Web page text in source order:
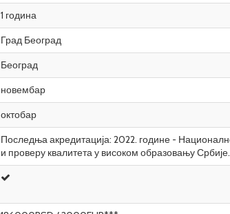
1 година
Град Београд
Београд
новембар
октобар
Последња акредитација: 2022. године -
и проверу квалитета у високом образовању Србије.